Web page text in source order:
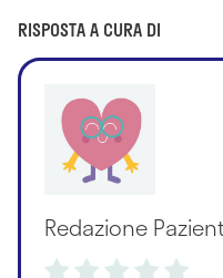
RISPOSTA A CURA DI
Redazione